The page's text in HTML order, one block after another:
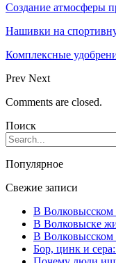
Создание атмосферы
Нашивки на
Комплексные
Prev Next
Comments are closed.
Поиск
Популярное
Свежие записи
В Волковысском
В Волковыске
В Волковысском
Бор, цинк и